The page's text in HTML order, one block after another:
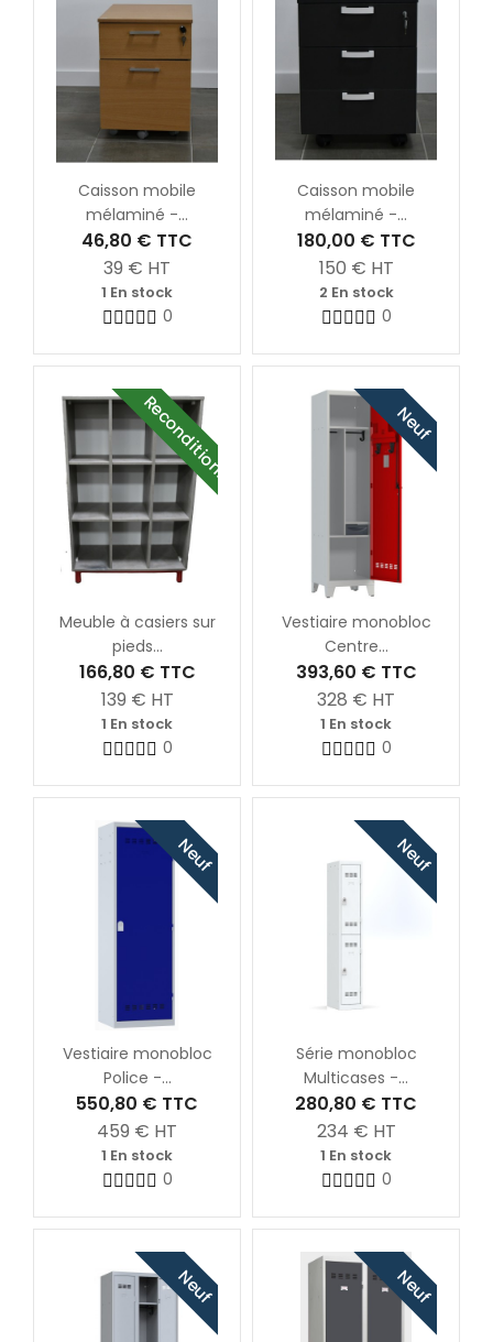
Caisson mobile
mélaminé -...
46,80 € TTC
39 € HT
1 En stock
0
Caisson mobile
mélaminé -...
180,00 € TTC
150 € HT
2 En stock
0
Reconditionné
Meuble à casiers sur
pieds...
166,80 € TTC
139 € HT
1 En stock
0
Neuf
Vestiaire monobloc
Centre...
393,60 € TTC
328 € HT
1 En stock
0
Neuf
Vestiaire monobloc
Police -...
550,80 € TTC
459 € HT
1 En stock
0
Neuf
Série monobloc
Multicases -...
280,80 € TTC
234 € HT
1 En stock
0
Neuf Neuf